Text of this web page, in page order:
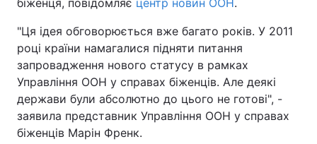
біженця, повідомляє центр новин ООН.
"Ця ідея обговорюється вже багато років. У 2011
році країни намагалися підняти питання
запровадження нового статусу в рамках
Управління ООН у справах біженців. Але деякі
держави були абсолютно до цього не готові", -
заявила представник Управління ООН у справах
біженців Марін Френк.